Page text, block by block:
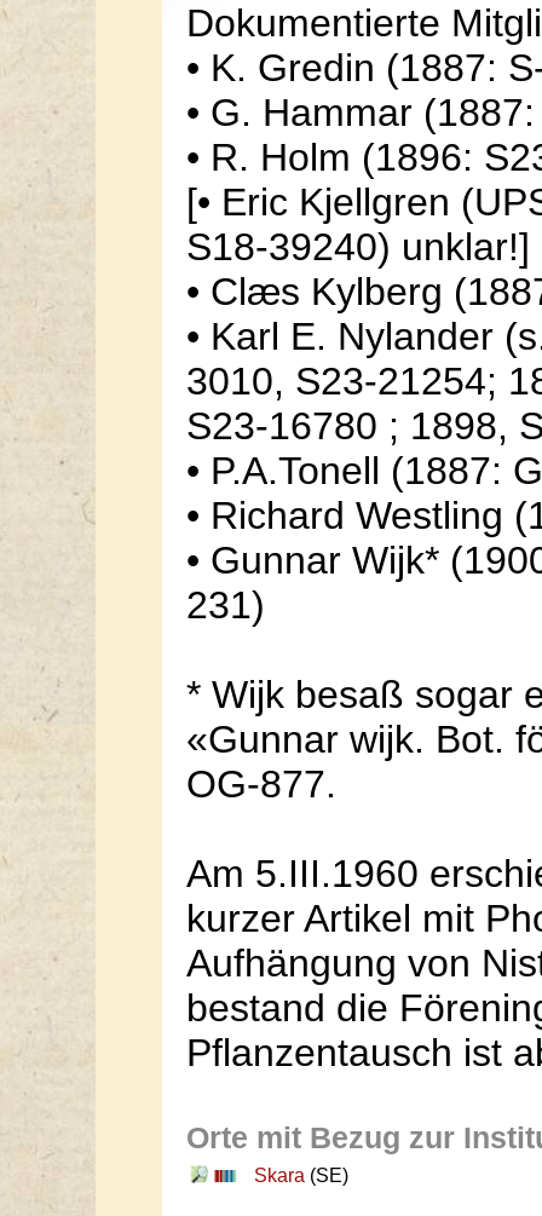
Dokumentierte
• K. Gredin (1887:
• G. Hammar
• R. Holm (1896:
[• Eric Kjellgren
S18-39240) unklar!]
• Clæs Kylberg
• Karl E. Nylander
3010, S23-21254;
S23-16780 ; 1898,
• P.A.Tonell (1887:
• Richard Westling
• Gunnar Wijk*
231)
* Wijk besaß sogar
«Gunnar wijk. Bot.
OG-877.
Am 5.III.1960
kurzer Artikel mit
Aufhängung von
bestand die
Pflanzentausch ist
Orte mit Bezug zur
Skara (SE)